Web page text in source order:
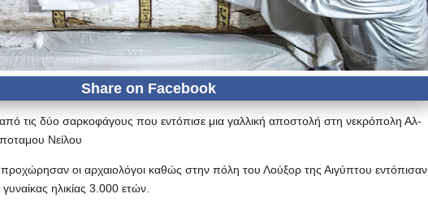
τις δύο σαρκοφάγους που εντόπισε μια γαλλική αποστολή στη νεκρόπολη Αλ-
Νείλου
οι αρχαιολόγοι καθώς στην πόλη του Λούξορ της Αιγύπτου εντόπισαν
ηλικίας 3.000 ετών.